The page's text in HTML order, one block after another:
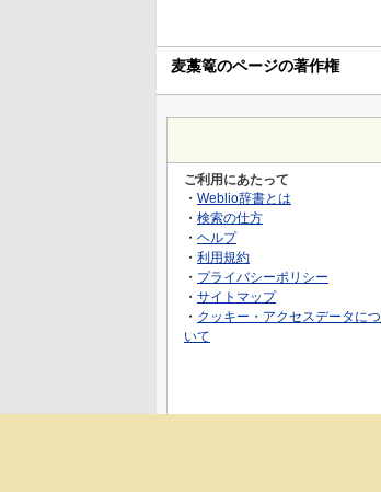
麦藁篭のページの著作権
ご利用にあたって
・ Weblio辞書とは
・ 検索の仕方
・ ヘルプ
・ 利用規約
・ プライバシーポリシー
・ サイトマップ
・ クッキー・アクセスデータにつ
いて